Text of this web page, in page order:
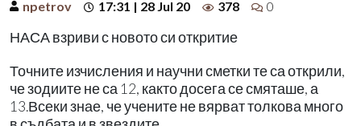
npetrov 17:31 | 28 Jul 20 378 0
НАСА взриви с новото си откритие
Точните изчисления и научни сметки те са открили,
че зодиите не са 12, както досега се смяташе, а
13.Всеки знае, че учените не вярват толкова много